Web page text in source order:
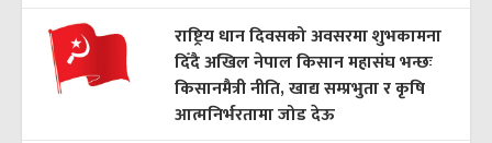
राष्ट्रिय धान दिवसको अवसरमा शुभकामना
दिँदै अखिल नेपाल किसान महासंघ भन्छः
किसानमैत्री नीति, खाद्य सम्प्रभुता र कृषि
आत्मनिर्भरतामा जोड देऊ